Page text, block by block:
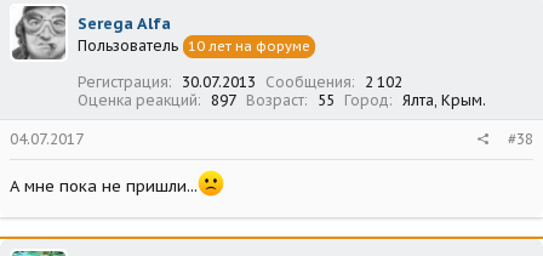
Serega Alfa
Пользователь 10 лет на форуме
Регистрация 30.07.2013 Сообщения
2 102
Оценка реакций
897 Возраст 55 Город Ялта, Крым.
04.07.2017 #38
А мне пока не пришли...